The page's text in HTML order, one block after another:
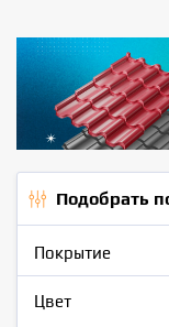
Подобрать
Покрытие
Цвет